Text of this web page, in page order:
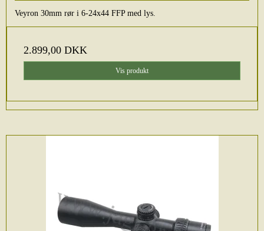
Veyron 30mm rør i 6-24x44 FFP med lys.
2.899,00 DKK
Vis produkt